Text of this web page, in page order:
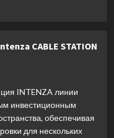
CABLE STATION
INTENZA линии
инвестиционным
обеспечивая
для нескольких